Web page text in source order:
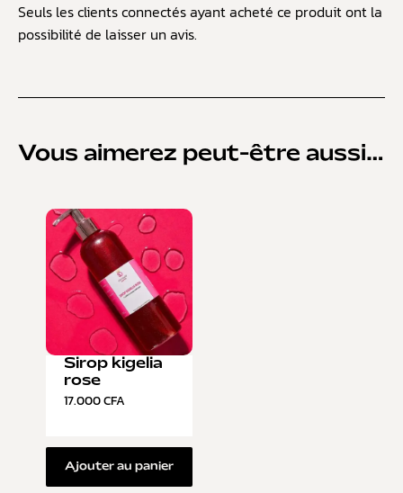
Seuls les clients connectés ayant acheté ce produit ont la
possibilité de laisser un avis.
Vous aimerez peut-être aussi…
Sirop kigelia
rose
17.000CFA
Ajouter au panier